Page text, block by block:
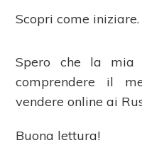
Scopri come
Spero che la
comprendere il
vendere online ai
Buona lettura!